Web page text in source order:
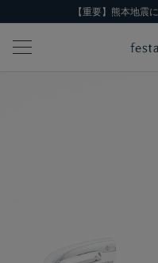
【重要】熊本地震